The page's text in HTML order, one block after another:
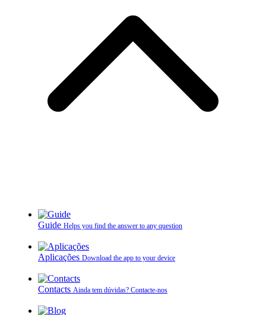
Guide Helps you find the answer to any question
Aplicações Download the app to your device
Contacts Ainda tem dúvidas? Contacte‑nos